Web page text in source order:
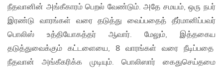
நீதவானின் அங்கீகாரம் பெறல் வேண்டும். அதே சமயம், ஒரு நபர்
இரண்டு வாரங்கள் வரை தடுத்து வைப்பதைத் தீர்மானிப்பவர்
பொலிஸ் உத்தியோகத்தர் ஆவார். மேலும், இத்தகைய
தடுத்துவைக்கும் கட்டளையை, 8 வாரங்கள் வரை நீடிப்பதை
நீதவான் அங்கீகரிக்க முடியும். பொலிஸார் கைதுசெய்தமை